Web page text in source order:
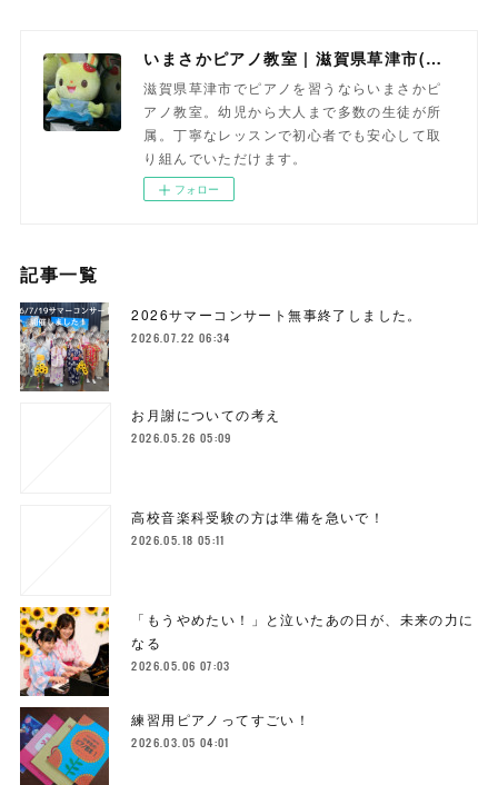
いまさかピアノ教室 | 滋賀県草津市(南草津)のピアノ教室
滋賀県草津市でピアノを習うならいまさかピ
アノ教室。幼児から大人まで多数の生徒が所
属。丁寧なレッスンで初心者でも安心して取
り組んでいただけます。
フォロー
記事一覧
2026サマーコンサート無事終了しました。
2026.07.22 06:34
お月謝についての考え
2026.05.26 05:09
高校音楽科受験の方は準備を急いで！
2026.05.18 05:11
「もうやめたい！」と泣いたあの日が、未来の力に
なる
2026.05.06 07:03
練習用ピアノってすごい！
2026.03.05 04:01